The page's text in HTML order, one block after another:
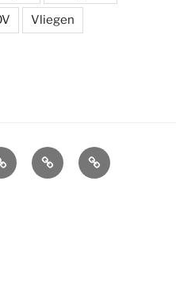
Vliegen
AfdelingenSymposium